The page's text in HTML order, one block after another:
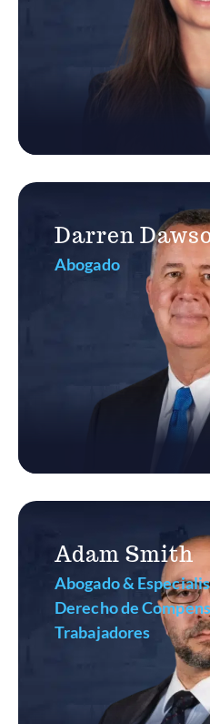
Darren
Abogado
Adam Smith
Abogado &
Derecho de
Trabajadores